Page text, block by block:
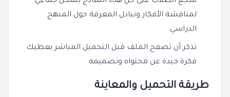
لمناقشة الأفكار وتبادل المعرفة حول المنهج
الدراسي.
تذكر أن تصفح الملف قبل التحميل المباشر يعطيك
فكرة جيدة عن محتواه وتصميمه.
طريقة التحميل والمعاينة